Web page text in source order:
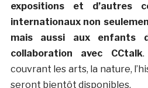
expositions et d’autres
internationaux non
mais aussi aux enfants
collaboration avec CCtalk.
couvrant les arts, la nature,
seront bientôt disponibles.